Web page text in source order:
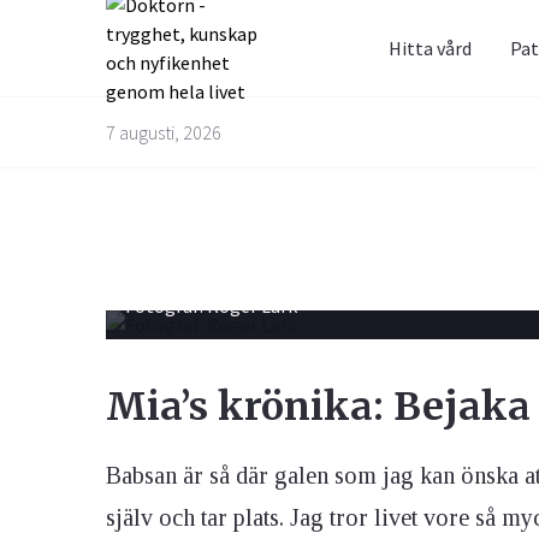
Hitta vård
7 augusti, 2026
Fotograf: Roger Lärk
Mia’s krönika:
Babsan är så där galen som jag kan
själv och tar plats. Jag tror livet vore så
Jag